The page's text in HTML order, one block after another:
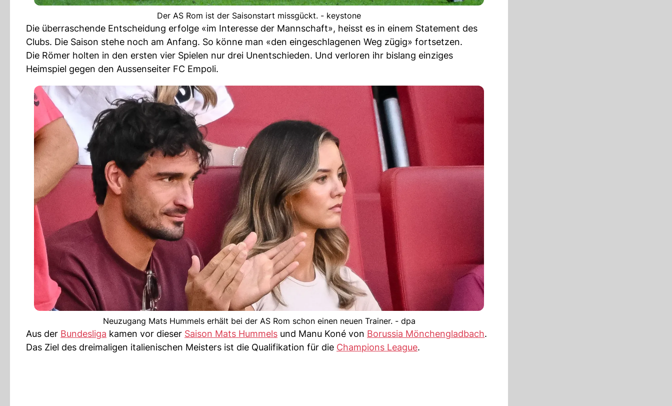
Der AS Rom ist der Saisonstart missgückt. - keystone
Die überraschende Entscheidung erfolge «im Interesse der Mannschaft», heisst es in einem Statement des
Clubs. Die Saison stehe noch am Anfang. So könne man «den eingeschlagenen Weg zügig» fortsetzen.
Die Römer holten in den ersten vier Spielen nur drei Unentschieden. Und verloren ihr bislang einziges
Heimspiel gegen den Aussenseiter FC Empoli.
Neuzugang Mats Hummels erhält bei der AS Rom schon einen neuen Trainer. - dpa
Aus der Bundesliga kamen vor dieser Saison Mats Hummels und Manu Koné von Borussia Mönchengladbach.
Das Ziel des dreimaligen italienischen Meisters ist die Qualifikation für die Champions League.